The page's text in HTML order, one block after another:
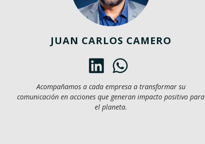
JUAN CARLOS CAMERO
Acompañamos a cada empresa a transformar su
comunicación en acciones que generan impacto positivo para
el planeta.